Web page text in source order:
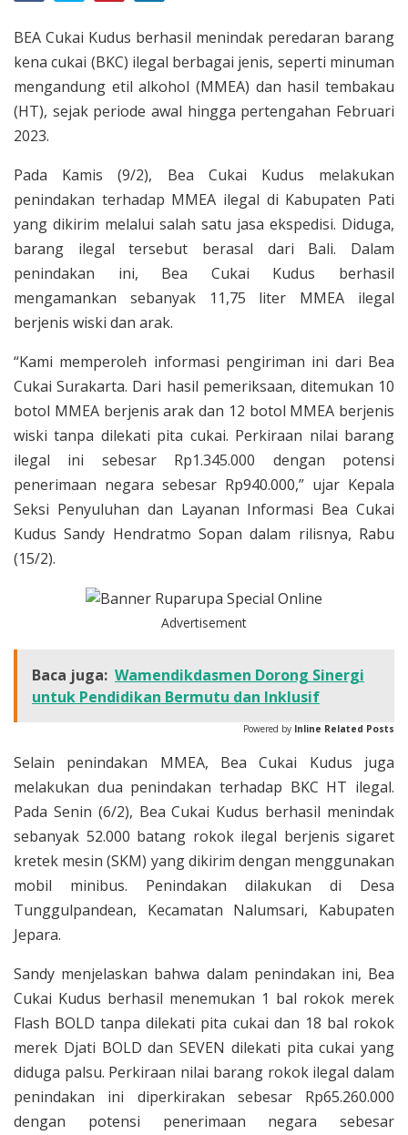
BEA Cukai Kudus berhasil menindak peredaran barang
kena cukai (BKC) ilegal berbagai jenis, seperti minuman
mengandung etil alkohol (MMEA) dan hasil tembakau
(HT), sejak periode awal hingga pertengahan Februari
2023.
Pada Kamis (9/2), Bea Cukai Kudus melakukan
penindakan terhadap MMEA ilegal di Kabupaten Pati
yang dikirim melalui salah satu jasa ekspedisi. Diduga,
barang ilegal tersebut berasal dari Bali. Dalam
penindakan ini, Bea Cukai Kudus berhasil
mengamankan sebanyak 11,75 liter MMEA ilegal
berjenis wiski dan arak.
“Kami memperoleh informasi pengiriman ini dari Bea
Cukai Surakarta. Dari hasil pemeriksaan, ditemukan 10
botol MMEA berjenis arak dan 12 botol MMEA berjenis
wiski tanpa dilekati pita cukai. Perkiraan nilai barang
ilegal ini sebesar Rp1.345.000 dengan potensi
penerimaan negara sebesar Rp940.000,” ujar Kepala
Seksi Penyuluhan dan Layanan Informasi Bea Cukai
Kudus Sandy Hendratmo Sopan dalam rilisnya, Rabu
(15/2).
Advertisement
Baca juga: Wamendikdasmen Dorong Sinergi
untuk Pendidikan Bermutu dan Inklusif
Powered by Inline Related Posts
Selain penindakan MMEA, Bea Cukai Kudus juga
melakukan dua penindakan terhadap BKC HT ilegal.
Pada Senin (6/2), Bea Cukai Kudus berhasil menindak
sebanyak 52.000 batang rokok ilegal berjenis sigaret
kretek mesin (SKM) yang dikirim dengan menggunakan
mobil minibus. Penindakan dilakukan di Desa
Tunggulpandean, Kecamatan Nalumsari, Kabupaten
Jepara.
Sandy menjelaskan bahwa dalam penindakan ini, Bea
Cukai Kudus berhasil menemukan 1 bal rokok merek
Flash BOLD tanpa dilekati pita cukai dan 18 bal rokok
merek Djati BOLD dan SEVEN dilekati pita cukai yang
diduga palsu. Perkiraan nilai barang rokok ilegal dalam
penindakan ini diperkirakan sebesar Rp65.260.000
dengan potensi penerimaan negara sebesar